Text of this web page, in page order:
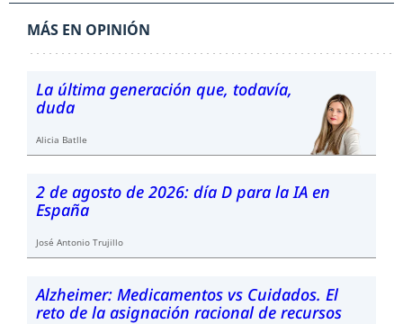
MÁS EN OPINIÓN
La última generación que, todavía,
duda
Alicia Batlle
2 de agosto de 2026: día D para la IA en
España
José Antonio Trujillo
Alzheimer: Medicamentos vs Cuidados. El
reto de la asignación racional de recursos